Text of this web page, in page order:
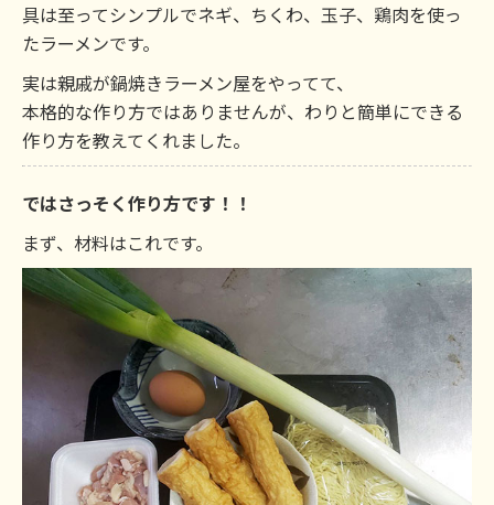
具は至ってシンプルでネギ、ちくわ、玉子、鶏肉を使っ
たラーメンです。
実は親戚が鍋焼きラーメン屋をやってて、
本格的な作り方ではありませんが、わりと簡単にできる
作り方を教えてくれました。
ではさっそく作り方です！！
まず、材料はこれです。